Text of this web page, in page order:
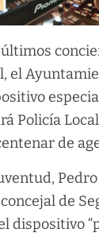
el
Policía
de
de
dispositivo